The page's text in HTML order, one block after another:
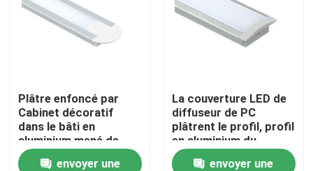
Maison
Produits
Plâtre enfoncé par
Cabinet décoratif
dans le bâti en
aluminium mené de
mur de profil de bande
envoyer une
La couverture LED de
diffuseur de PC
plâtrent le profil, profil
en aluminium du
profilé en u LED
envoyer une